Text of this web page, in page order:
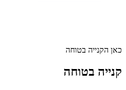
כאן הקנייה בטוחה
קנייה בטוחה